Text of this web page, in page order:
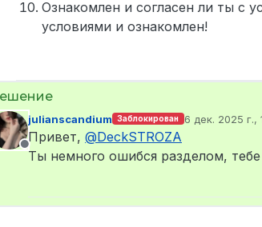
Ознакомлен и согласен ли ты с
условиями и ознакомлен!
Не в сети
julianscandium Заблокирован 6 дек. 2025 г.,
Привет, @DeckSTROZA
Ты немного ошибся разделом,